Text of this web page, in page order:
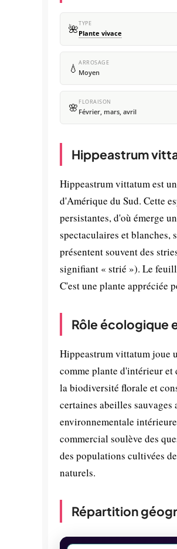
🌺TYPE
Plante vivace
💧 ARROSAGE
Moyen
🌸 FLORAISON
Février, mars, avril
Hippeastrum
Hippeastrum vittatum est
d'Amérique du Sud. Cette
persistantes, d'où émerge
spectaculaires et blanches,
présentent souvent des
signifiant « strié »). Le
C'est une plante appréciée
Rôle écologique
Hippeastrum vittatum joue
comme plante d'intérieur
la biodiversité florale et
certaines abeilles
environnementale
commercial soulève des
des populations cultivées
naturels.
Répartition